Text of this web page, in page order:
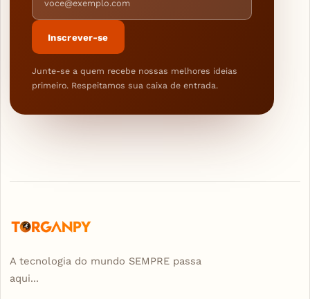
Inscrever-se
Junte-se a quem recebe nossas melhores ideias
primeiro. Respeitamos sua caixa de entrada.
A tecnologia do mundo SEMPRE passa
aqui...